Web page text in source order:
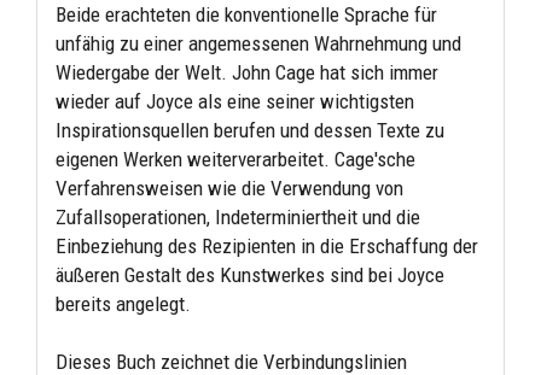
Beide erachteten die konventionelle Sprache für
unfähig zu einer angemessenen Wahrnehmung und
Wiedergabe der Welt. John Cage hat sich immer
wieder auf Joyce als eine seiner wichtigsten
Inspirationsquellen berufen und dessen Texte zu
eigenen Werken weiterverarbeitet. Cage'sche
Verfahrensweisen wie die Verwendung von
Zufallsoperationen, Indeterminiertheit und die
Einbeziehung des Rezipienten in die Erschaffung der
äußeren Gestalt des Kunstwerkes sind bei Joyce
bereits angelegt.
Dieses Buch zeichnet die Verbindungslinien